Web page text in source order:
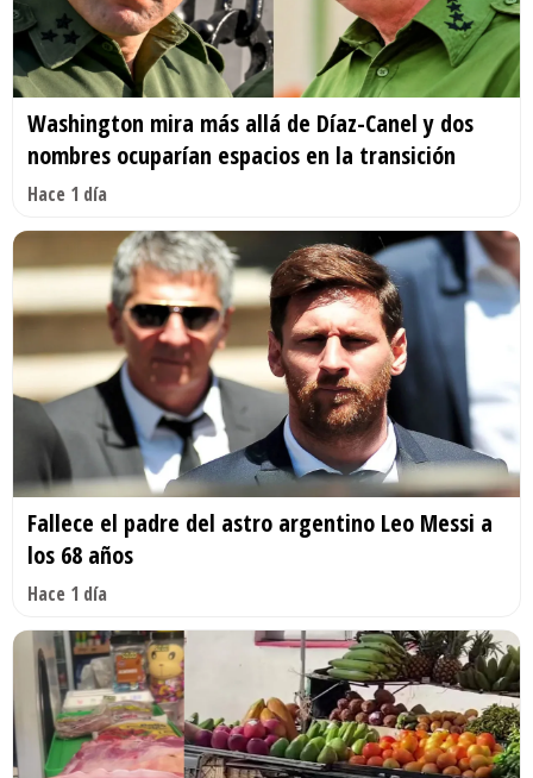
Washington mira más allá de Díaz-Canel y dos
nombres ocuparían espacios en la transición
Hace 1 día
Fallece el padre del astro argentino Leo Messi a
los 68 años
Hace 1 día